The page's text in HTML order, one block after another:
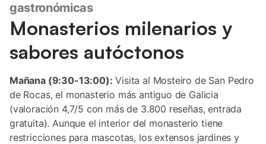
gastronómicas
Monasterios milenarios y
sabores autóctonos
Mañana (9:30-13:00): Visita al Mosteiro de San Pedro
de Rocas, el monasterio más antiguo de Galicia
(valoración 4,7/5 con más de 3.800 reseñas, entrada
gratuita). Aunque el interior del monasterio tiene
restricciones para mascotas, los extensos jardines y